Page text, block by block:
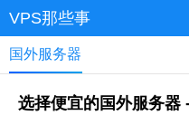
VPS那些事
国外服务器
选择便宜的国外服务器